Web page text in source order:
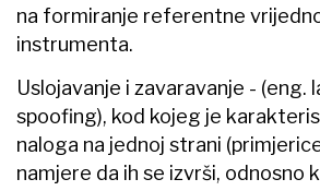
na formiranje referentne
instrumenta.
Uslojavanje i zavaravanje - (eng.
spoofing), kod kojeg je
naloga na jednoj strani
namjere da ih se izvrši, odnosno